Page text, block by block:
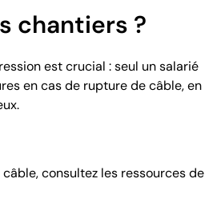
chantiers ?
est crucial : seul un salarié
en cas de rupture de câble, en
consultez les ressources de